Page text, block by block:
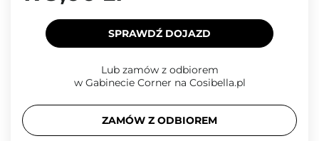
SPRAWDŹ DOJAZD
Lub zamów z odbiorem
w Gabinecie Corner na Cosibella.pl
ZAMÓW Z ODBIOREM